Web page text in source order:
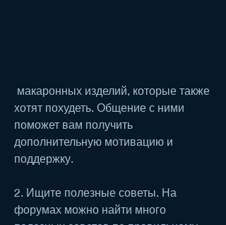
хотят похудеть. Общение с ними
поможет вам получить
дополнительную мотивацию и
поддержку.
2. Ищите полезные советы. На
форумах можно найти много